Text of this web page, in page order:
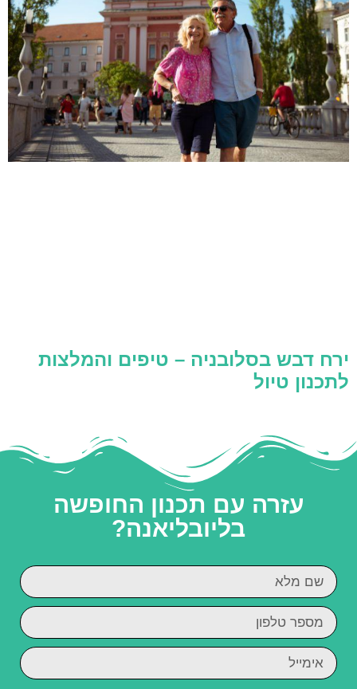
ירח דבש בסלובניה – טיפים והמלצות
לתכנון טיול
עזרה עם תכנון החופשה
בליובליאנה?